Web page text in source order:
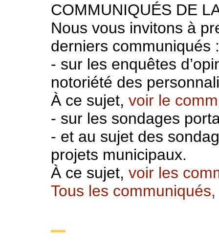
COMMUNIQUÉS DE
Nous vous invitons à
derniers communiqués :
- sur les enquêtes
notoriété des
À ce sujet, voir le
- sur les sondages
- et au sujet des
projets municipaux.
À ce sujet, voir les
Tous les